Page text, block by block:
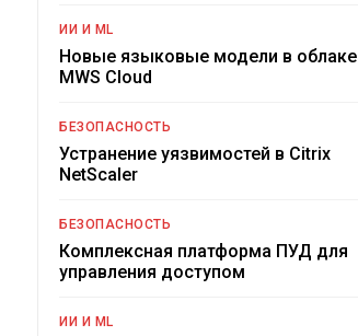
ИИ И ML
Новые языковые модели в облаке
MWS Cloud
БЕЗОПАСНОСТЬ
Устранение уязвимостей в Citrix
NetScaler
БЕЗОПАСНОСТЬ
Комплексная платформа ПУД для
управления доступом
ИИ И ML